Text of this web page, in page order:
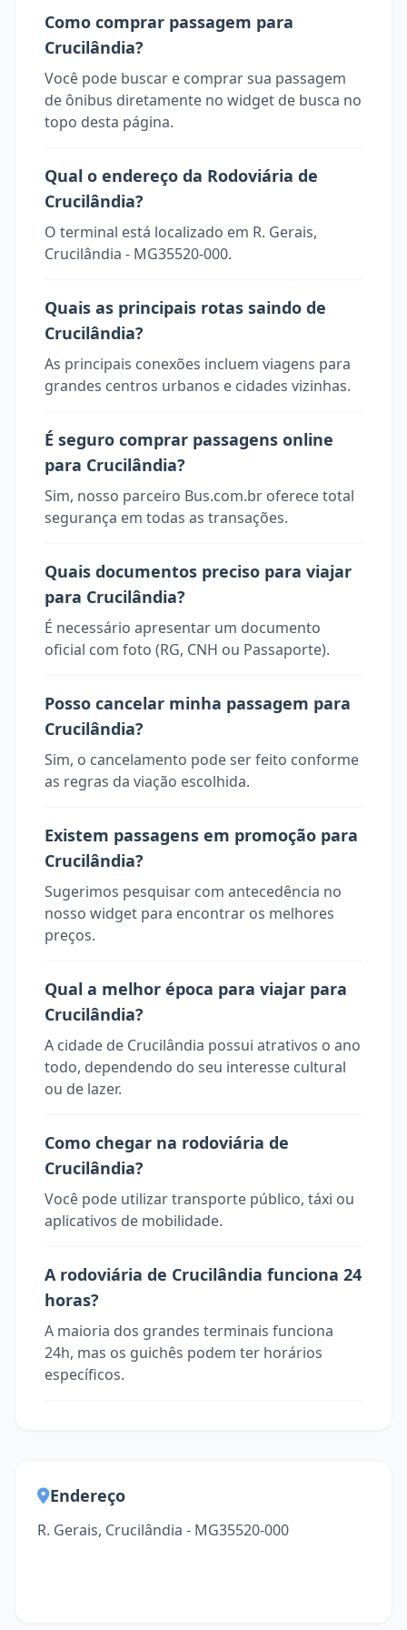
Como comprar passagem para
Crucilândia?
Você pode buscar e comprar sua passagem
de ônibus diretamente no widget de busca no
topo desta página.
Qual o endereço da Rodoviária de
Crucilândia?
O terminal está localizado em R. Gerais,
Crucilândia - MG35520-000.
Quais as principais rotas saindo de
Crucilândia?
As principais conexões incluem viagens para
grandes centros urbanos e cidades vizinhas.
É seguro comprar passagens online
para Crucilândia?
Sim, nosso parceiro Bus.com.br oferece total
segurança em todas as transações.
Quais documentos preciso para viajar
para Crucilândia?
É necessário apresentar um documento
oficial com foto (RG, CNH ou Passaporte).
Posso cancelar minha passagem para
Crucilândia?
Sim, o cancelamento pode ser feito conforme
as regras da viação escolhida.
Existem passagens em promoção para
Crucilândia?
Sugerimos pesquisar com antecedência no
nosso widget para encontrar os melhores
preços.
Qual a melhor época para viajar para
Crucilândia?
A cidade de Crucilândia possui atrativos o ano
todo, dependendo do seu interesse cultural
ou de lazer.
Como chegar na rodoviária de
Crucilândia?
Você pode utilizar transporte público, táxi ou
aplicativos de mobilidade.
A rodoviária de Crucilândia funciona 24
horas?
A maioria dos grandes terminais funciona
24h, mas os guichês podem ter horários
específicos.
Endereço
R. Gerais, Crucilândia - MG35520-000